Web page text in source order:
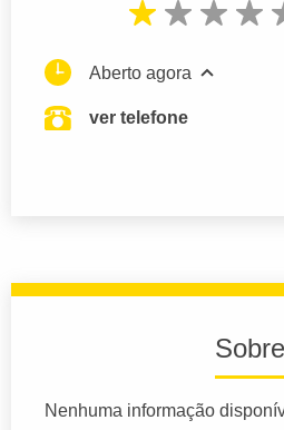
Aberto agora
ver telefone
Sobre
Nenhuma informação